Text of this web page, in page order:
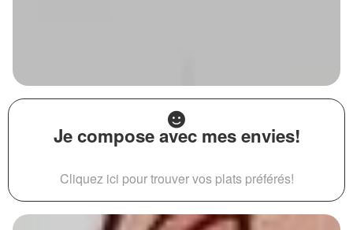
Je compose avec mes envies!
Cliquez ici pour trouver vos plats préférés!